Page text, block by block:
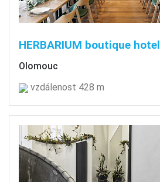
HERBARIUM boutique hotel
Olomouc
vzdálenost 428 m